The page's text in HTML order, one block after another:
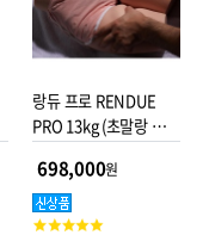
랑듀 프로 RENDUE
PRO 13kg (초말랑 백금
+허벅지겔)
698,000원
고